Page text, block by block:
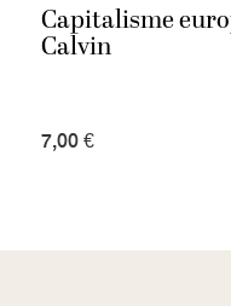
Capitalisme
Calvin
7,00 €